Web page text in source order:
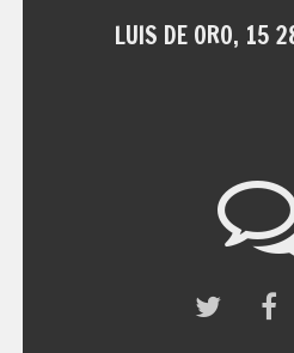
LUIS DE ORO, 15